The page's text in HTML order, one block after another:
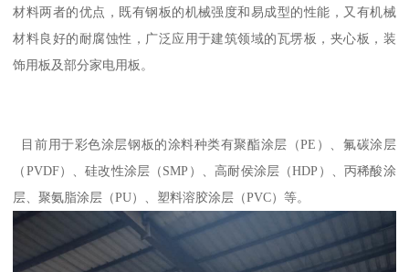
材料两者的优点，既有钢板的机械强度和易成型的性能，又有机械
材料良好的耐腐蚀性，广泛应用于建筑领域的瓦塄板，夹心板，装
饰用板及部分家电用板。
目前用于彩色涂层钢板的涂料种类有聚酯涂层（PE）、氟碳涂层
（PVDF）、硅改性涂层（SMP）、高耐侯涂层（HDP）、丙稀酸涂
层、聚氨脂涂层（PU）、塑料溶胶涂层（PVC）等。